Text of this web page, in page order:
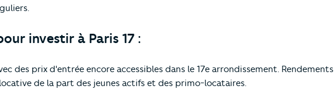
investir à Paris 17 :
des prix d'entrée encore accessibles dans le 17e arrondissement. Rendements
de la part des jeunes actifs et des primo-locataires.